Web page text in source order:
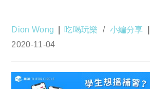
Post
Dion Wong
Post
吃喝玩樂 / 小編分享
Post
2020-11-04